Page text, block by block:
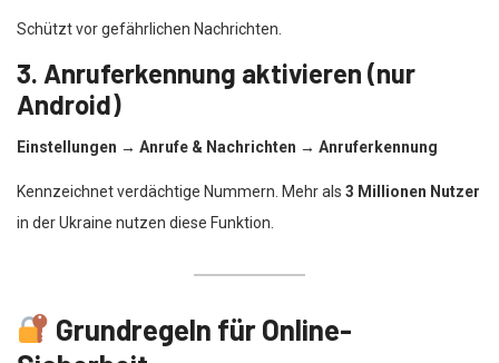
Schützt vor gefährlichen Nachrichten.
3. Anruferkennung aktivieren (nur
Android)
Einstellungen → Anrufe & Nachrichten → Anruferkennung
Kennzeichnet verdächtige Nummern. Mehr als 3 Millionen Nutzer
in der Ukraine nutzen diese Funktion.
Grundregeln für Online-